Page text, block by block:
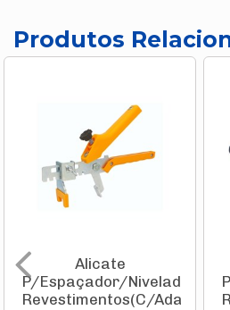
Produtos
Alicate
P/Espaçador/Nivelador
Revestimentos(C/